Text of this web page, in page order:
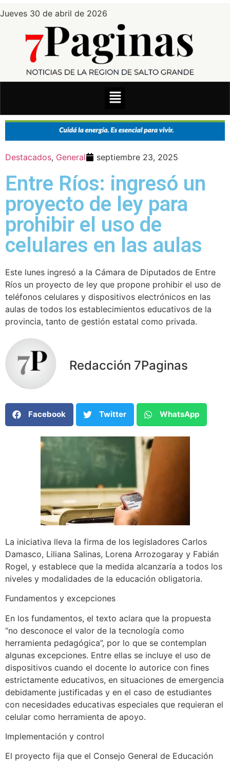
Jueves 30 de abril de 2026
Destacados, General septiembre 23, 2025
Entre Ríos: ingresó un
proyecto de ley para
prohibir el uso de
celulares en las aulas
Este lunes ingresó a la Cámara de Diputados de Entre
Ríos un proyecto de ley que propone prohibir el uso de
teléfonos celulares y dispositivos electrónicos en las
aulas de todos los establecimientos educativos de la
provincia, tanto de gestión estatal como privada.
Redacción 7Paginas
Facebook Twitter WhatsApp
La iniciativa lleva la firma de los legisladores Carlos
Damasco, Liliana Salinas, Lorena Arrozogaray y Fabián
Rogel, y establece que la medida alcanzaría a todos los
niveles y modalidades de la educación obligatoria.
Fundamentos y excepciones
En los fundamentos, el texto aclara que la propuesta
“no desconoce el valor de la tecnología como
herramienta pedagógica”, por lo que se contemplan
algunas excepciones. Entre ellas se incluye el uso de
dispositivos cuando el docente lo autorice con fines
estrictamente educativos, en situaciones de emergencia
debidamente justificadas y en el caso de estudiantes
con necesidades educativas especiales que requieran el
celular como herramienta de apoyo.
Implementación y control
El proyecto fija que el Consejo General de Educación